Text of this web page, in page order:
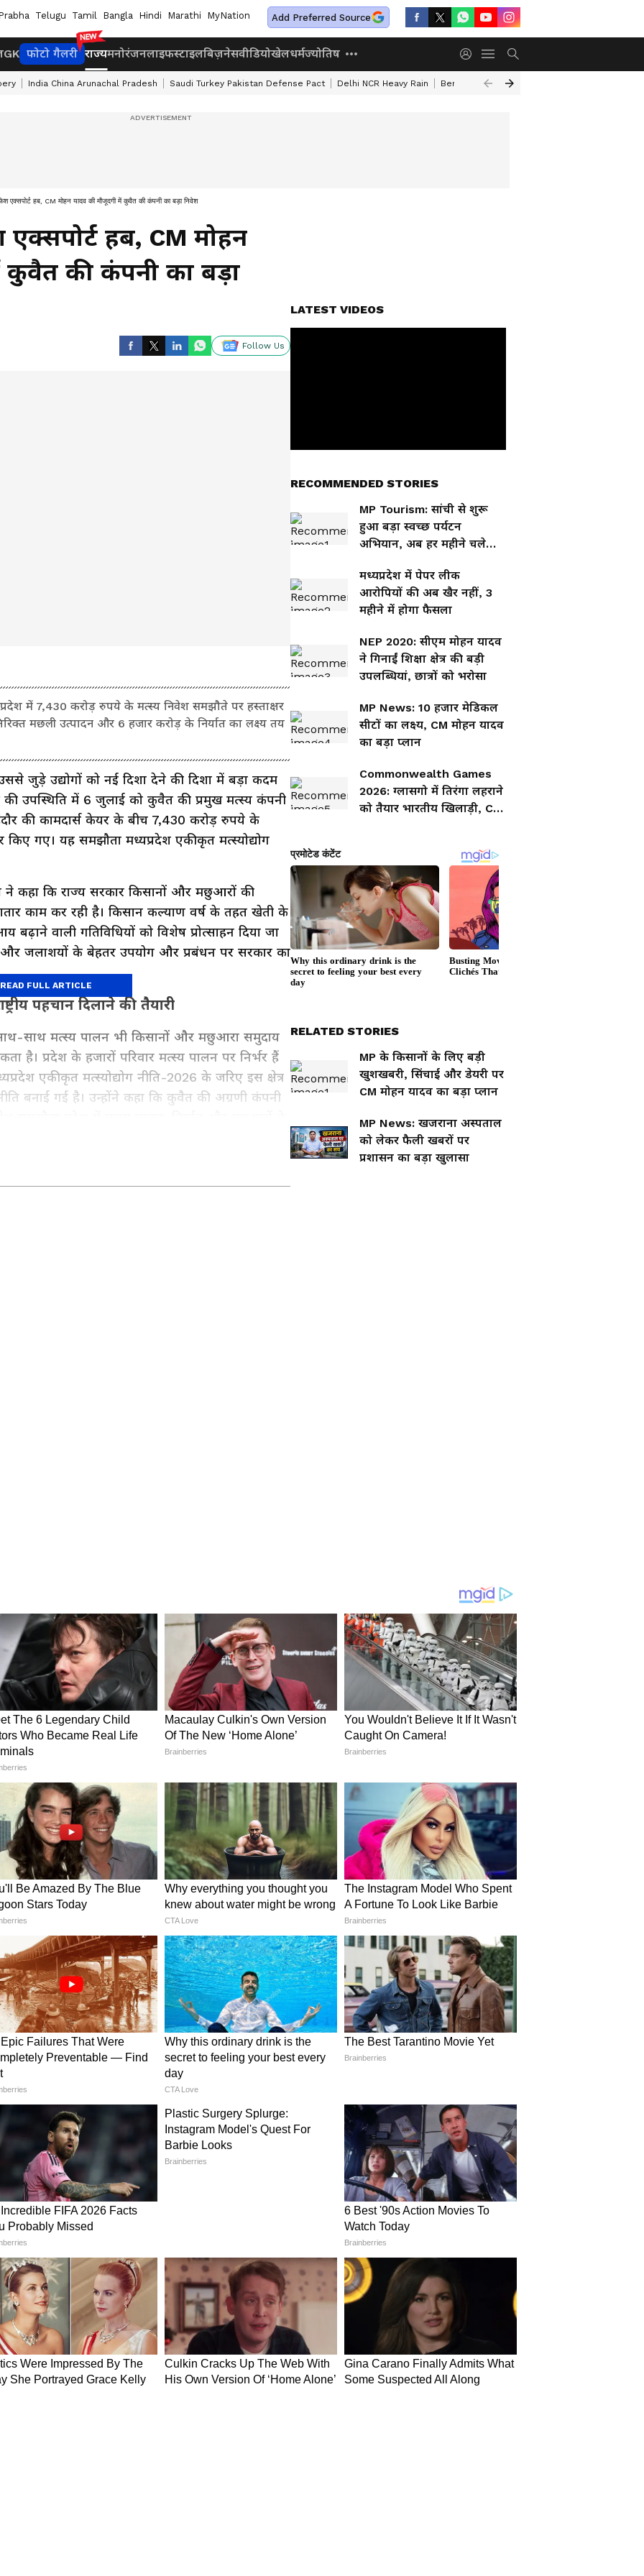
Telugu Tamil Bangla Hindi Marathi MyNation Add Preferred Source
GK फोटो गैलरी राज्यमनोरंजनलाइफस्टाइलबिज़नेसवीडियोखेलधर्मज्योतिष
India China Arunachal Pradesh Saudi Turkey Pakistan Defense Pact Delhi NCR Heavy Rain Bengaluru Woman Skeleton Found
एक्सपोर्ट हब, CM मोहन यादव की मौजूदगी में कुवैत की कंपनी का बड़ा निवेश
हब, CM मोहन
कुवैत की कंपनी का बड़ा
Follow Us
में 7,430 करोड़ रुपये के मत्स्य निवेश समझौते पर हस्ताक्षर
मछली उत्पादन और 6 हजार करोड़ के निर्यात का लक्ष्य तय
जुड़े उद्योगों को नई दिशा देने की दिशा में बड़ा कदम
की उपस्थिति में 6 जुलाई को कुवैत की प्रमुख मत्स्य कंपनी
की कामदार्स केयर के बीच 7,430 करोड़ रुपये के
गए। यह समझौता मध्यप्रदेश एकीकृत मत्स्योद्योग
ने कहा कि राज्य सरकार किसानों और मछुआरों की
काम कर रही है। किसान कल्याण वर्ष के तहत खेती के
वाली गतिविधियों को विशेष प्रोत्साहन दिया जा
और जलाशयों के बेहतर उपयोग और प्रबंधन पर सरकार का
पहचान दिलाने की तैयारी
साथ मत्स्य पालन भी किसानों और मछुआरा समुदाय
प्रदेश के हजारों परिवार मत्स्य पालन पर निर्भर हैं
एकीकृत मत्स्योद्योग नीति-2026 के जरिए इस क्षेत्र
बनाई गई है। उन्होंने कहा कि कुवैत की अग्रणी कंपनी
काम कर रही है। इसी वजह से अब निवेश के सकारात्मक
में मध्यप्रदेश मत्स्य उद्योग के क्षेत्र में देश के अग्रणी
उत्पादन का लक्ष्य
एकीकृत मत्स्य उद्योग नीति-2026 के तहत
मत्स्य उद्योग विकसित करने के लिए निजी और विदेशी
के तहत इंदिरा सागर, बरगी, बाणसागर और बारना
फॉरवर्ड लिंकेज आधारित आधुनिक इंफ्रास्ट्रक्चर
4 लाख टन अतिरिक्त मत्स्य उत्पादन होने की संभावना
होगा 1.23 लाख टन सब्जियों का उत्पादन
एक्वापोनिक्स, हाइड्रोपोनिक्स और ग्रीन हाउस तकनीक
तकनीकों की मदद से प्रदेश में लगभग 1 लाख 23 हजार
है। यह परियोजना कृषि और मत्स्य पालन को एकीकृत कर
अवसर तैयार करेगी।
हजार करोड़ के निर्यात का लक्ष्य
से प्रदेश में 15 हजार प्रत्यक्ष और 20 हजार अप्रत्यक्ष
मध्यप्रदेश से लगभग 6 हजार करोड़ रुपये के मत्स्य
सरकार का मानना है कि इस निवेश से प्रदेश के मछुआरा
में बड़े स्तर पर आर्थिक गतिविधियां बढ़ेंगी।
का राष्ट्रीय हब बनाने की पहल
निवेश और निर्यात केंद्र बनाने की दिशा में महत्वपूर्ण
कंपनी का 10 से अधिक देशों में प्रीमियम
मसालों का मजबूत व्यापारिक नेटवर्क है। वहीं, कामदार्स
संगठन है, जो किसान उत्पादक संगठनों (FPO) के गठन
है। इस संस्था को स्टार्टअप इंडिया के तहत भी मान्यता
READ FULL ARTICLE
शिक्षा-रोजगार, मौसम और क्षेत्रीय घटनाओं की अपडेट्स
LATEST VIDEOS
RECOMMENDED STORIES
MP Tourism: सांची से शुरू
हुआ बड़ा स्वच्छ पर्यटन
अभियान, अब हर महीने चलेगी
मध्यप्रदेश में पेपर लीक
आरोपियों की अब खैर नहीं, 3
महीने में होगा फैसला
NEP 2020: सीएम मोहन यादव
ने गिनाईं शिक्षा क्षेत्र की बड़ी
उपलब्धियां, छात्रों को भरोसा
MP News: 10 हजार मेडिकल
सीटों का लक्ष्य, CM मोहन यादव
का बड़ा प्लान
Commonwealth Games
2026: ग्लासगो में तिरंगा लहराने
को तैयार भारतीय खिलाड़ी, CM
RELATED STORIES
MP के किसानों के लिए बड़ी
खुशखबरी, सिंचाई और डेयरी पर
CM मोहन यादव का बड़ा प्लान
MP News: खजराना अस्पताल
को लेकर फैली खबरों पर
प्रशासन का बड़ा खुलासा